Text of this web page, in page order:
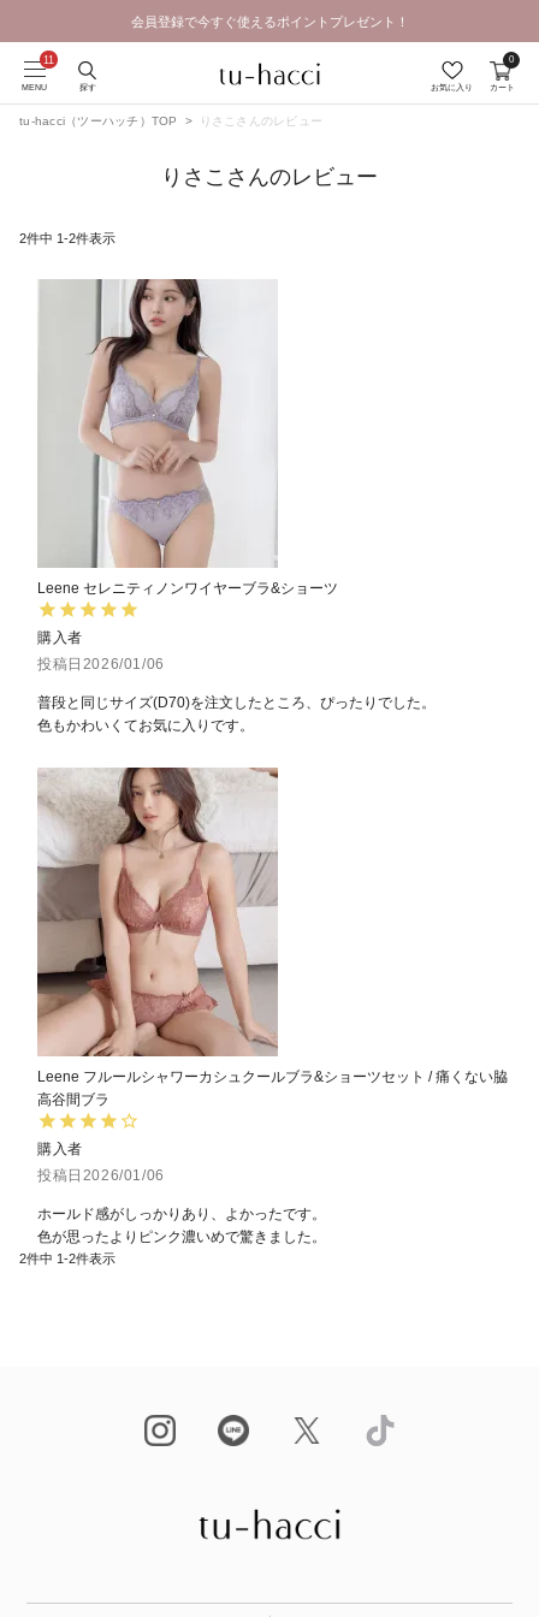
会員登録で今すぐ使えるポイントプレゼント！
GRAND OPEN SALE | 2026.8.7 19:00 - 8.16 23:59
MENU 探す お気に入り カート
0
tu-hacci（ツーハッチ）TOP りさこさんのレビュー
りさこさんのレビュー
2件中 1-2件表示
Leene セレニティノンワイヤーブラ&ショーツ
購入者
投稿日 2026/01/06
普段と同じサイズ(D70)を注文したところ、ぴったりでした。
色もかわいくてお気に入りです。
Leene フルールシャワーカシュクールブラ&ショーツセット / 痛くない脇
高谷間ブラ
購入者
投稿日 2026/01/06
ホールド感がしっかりあり、よかったです。
2件中 1-2件表示